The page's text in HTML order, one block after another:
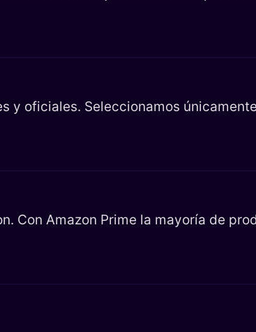
y oficiales. Seleccionamos
Con Amazon Prime la mayoría de